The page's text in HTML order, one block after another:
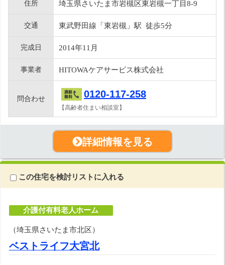
住所 埼玉県さいたま市岩槻区東岩槻一丁目8-9
交通 東武野田線「東岩槻」駅 徒歩5分
完成日 2014年11月
事業者 HITOWAケアサービス株式会社
問合わせ 0120-117-258
【高齢者住まい相談室】
詳細情報を見る
この住宅を検討リストに入れる
介護付有料老人ホーム
（埼玉県さいたま市北区）
ベストライフ大宮北